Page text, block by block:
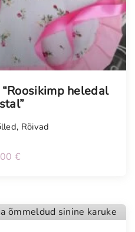
heledal
, Rõivad
€